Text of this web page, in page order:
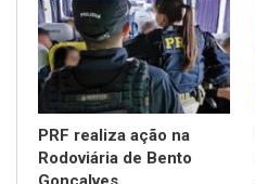
PRF realiza ação na
Rodoviária de Bento